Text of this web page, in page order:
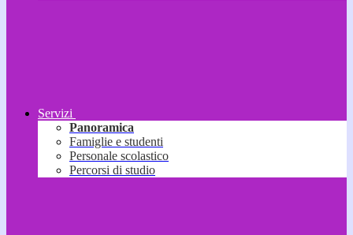
Servizi
Panoramica
Famiglie e studenti
Personale scolastico
Percorsi di studio